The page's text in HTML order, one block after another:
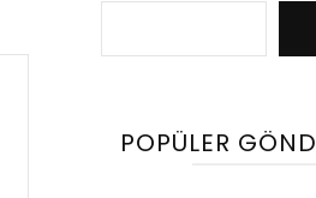
POPÜLER